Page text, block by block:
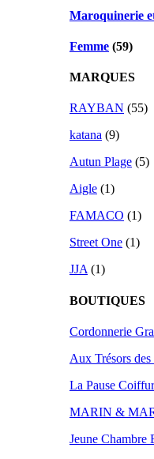
Maroquinerie
Femme (59)
MARQUES
RAYBAN (55)
katana (9)
Autun Plage (5)
Aigle (1)
FAMACO (1)
Street One (1)
JJA(1)
BOUTIQUES
Cordonnerie
Aux Trésors
La Pause
MARIN &
Jeune Chambre